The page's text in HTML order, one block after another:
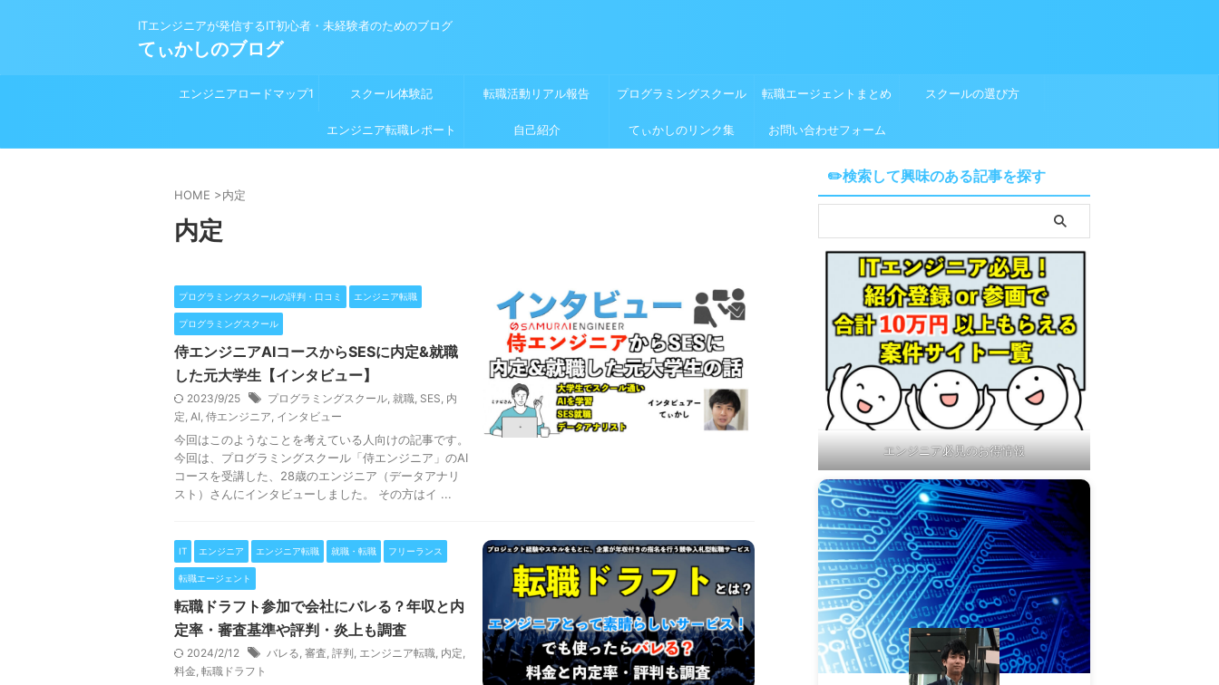
ITエンジニアが発信するIT初心者・未経験者のためのブログ
てぃかしのブログ
エンジニアロードマップ1 スクール体験記 転職活動リアル報告 プログラミングスクール 転職エージェントまとめ スクールの選び方
エンジニア転職レポート 自己紹介 てぃかしのリンク集 お問い合わせフォーム
HOME >内定
内定
プログラミングスクールの評判・口コミ エンジニア転職
プログラミングスクール
侍エンジニアAIコースからSESに内定&就職
した元大学生【インタビュー】
2023/9/25 プログラミングスクール, 就職, SES, 内
定, AI, 侍エンジニア, インタビュー
今回はこのようなことを考えている人向けの記事です。
今回は、プログラミングスクール「侍エンジニア」のAI
コースを受講した、28歳のエンジニア（データアナリ
スト）さんにインタビューしました。 その方はイ ...
IT エンジニア エンジニア転職 就職・転職 フリーランス
転職エージェント
転職ドラフト参加で会社にバレる？年収と内
定率・審査基準や評判・炎上も調査
2024/2/12 バレる, 審査, 評判, エンジニア転職, 内定,
料金, 転職ドラフト
✏️検索して興味のある記事を探す
エンジニア必見のお得情報